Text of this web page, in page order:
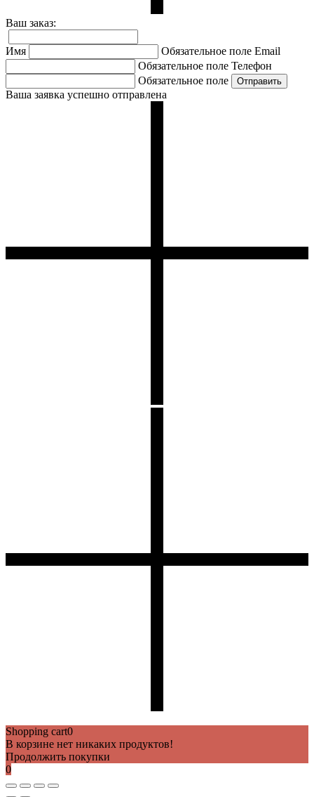
Ваш заказ:
Имя Обязательное поле Email
Обязательное поле Телефон
Обязательное поле
Ваша заявка успешно отправлена
Shopping cart0
В корзине нет никаких продуктов!
Продолжить покупки
0